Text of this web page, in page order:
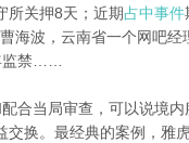
所关押8天；近期占中事件
海波，云南省一个网吧
监禁……
合当局审查，可以说境
换。最经典的案例，雅